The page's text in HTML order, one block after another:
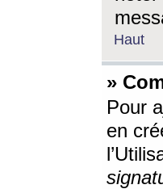
Haut
»
Pour
en